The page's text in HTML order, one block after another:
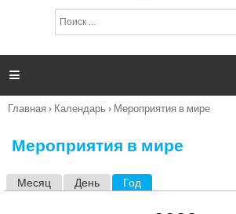
п
и

Вы
Главная › Календарь › Мероприятия в мире
Мероприятия в мире
Месяц День Год